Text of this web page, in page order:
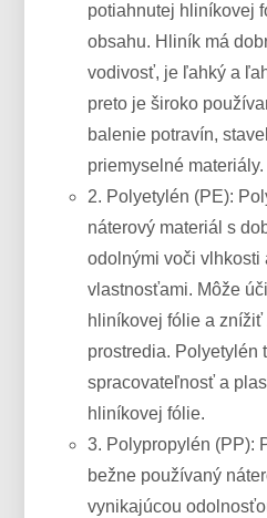
potiahnutej hliníkovej
obsahu. Hliník má
vodivosť, je ľahký a
preto je široko
balenie potravín,
priemyselné materiály.
2. Polyetylén (PE):
náterový materiál s
odolnými voči vlhkosti
vlastnosťami. Môže
hliníkovej fólie a
prostredia. Polyetylén
spracovateľnosť a
hliníkovej fólie.
3. Polypropylén (PP):
bežne používaný
vynikajúcou